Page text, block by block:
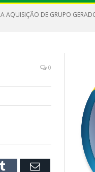
AQUISIÇÃO DE GRUPO
0
Tumblr Email